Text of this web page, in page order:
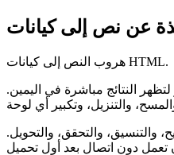
هروب النص إلى كيانات HTML.
النتائج مباشرة في اليمين.
والتنسيق، والتحقق، والتحويل.